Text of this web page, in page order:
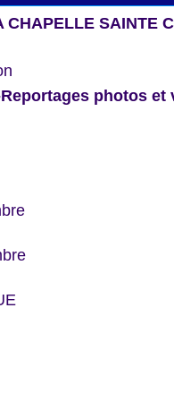
CHAPELLE SAINTE
Reportages photos et